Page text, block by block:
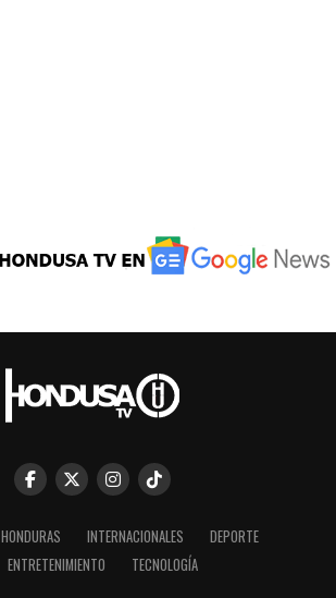
HONDURAS INTERNACIONALES
DEPORTE
ENTRETENIMIENTO
TECNOLOGÍA